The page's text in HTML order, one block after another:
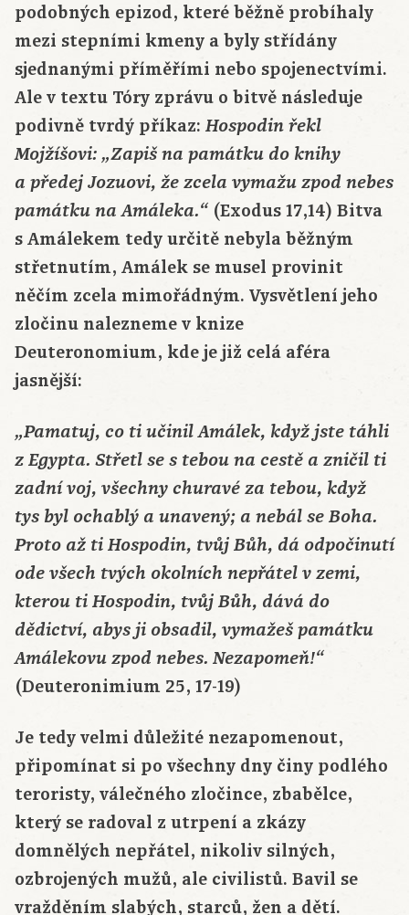
podobných epizod, které běžně probíhaly
mezi stepními kmeny a byly střídány
sjednanými příměřími nebo spojenectvími.
Ale v textu Tóry zprávu o bitvě následuje
podivně tvrdý příkaz: Hospodin řekl
Mojžíšovi: „Zapiš na památku do knihy
a předej Jozuovi, že zcela vymažu zpod nebes
památku na Amáleka.“ (Exodus 17,14) Bitva
s Amálekem tedy určitě nebyla běžným
střetnutím, Amálek se musel provinit
něčím zcela mimořádným. Vysvětlení jeho
zločinu nalezneme v knize
Deuteronomium, kde je již celá aféra
jasnější:
„Pamatuj, co ti učinil Amálek, když jste táhli
z Egypta. Střetl se s tebou na cestě a zničil ti
zadní voj, všechny churavé za tebou, když
tys byl ochablý a unavený; a nebál se Boha.
Proto až ti Hospodin, tvůj Bůh, dá odpočinutí
ode všech tvých okolních nepřátel v zemi,
kterou ti Hospodin, tvůj Bůh, dává do
dědictví, abys ji obsadil, vymažeš památku
Amálekovu zpod nebes. Nezapomeň!“
(Deuteronimium 25, 17-19)
Je tedy velmi důležité nezapomenout,
připomínat si po všechny dny činy podlého
teroristy, válečného zločince, zbabělce,
který se radoval z utrpení a zkázy
domnělých nepřátel, nikoliv silných,
ozbrojených mužů, ale civilistů. Bavil se
vražděním slabých, starců, žen a dětí.